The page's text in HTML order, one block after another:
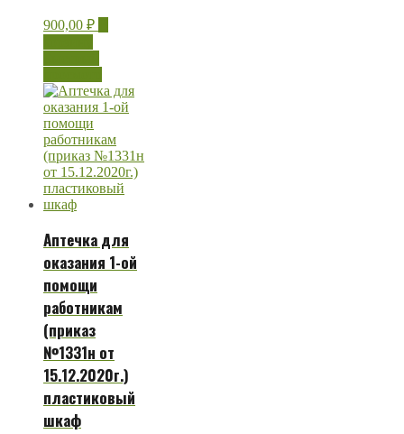
900,00 ₽
Аптечка для
оказания 1-ой
помощи
работникам
(приказ
№1331н от
15.12.2020г.)
пластиковый
шкаф